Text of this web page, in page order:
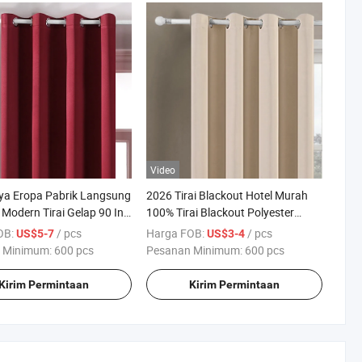
Eropa Pabrik Langsung
Tirai Gelap 90 Inci
US$5-7/ pcs
600 pcs
Permintaan
Video
2026 Tirai Blackout Hotel Murah
100% Tirai Blackout Polyester
Champagne
Harga FOB:US$3-4/ pcs
Pesanan Minimum: 600 pcs
Kirim Permintaan